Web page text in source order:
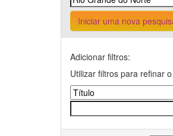
Iniciar uma nova
Adicionar filtros:
Utilizar filtros para refinar